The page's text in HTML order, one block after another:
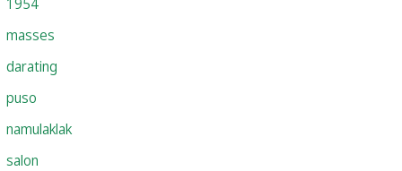
masses
darating
puso
namulaklak
salon